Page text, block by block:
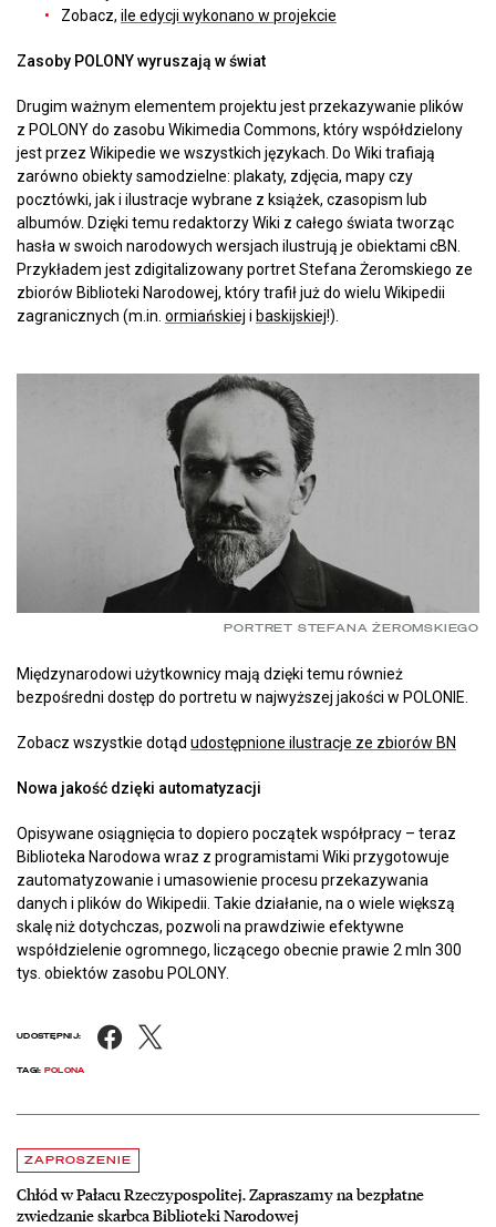
Zobacz, ile edycji wykonano w projekcie
Zasoby POLONY wyruszają w świat
Drugim ważnym elementem projektu jest przekazywanie plików
z POLONY do zasobu Wikimedia Commons, który współdzielony
jest przez Wikipedie we wszystkich językach. Do Wiki trafiają
zarówno obiekty samodzielne: plakaty, zdjęcia, mapy czy
pocztówki, jak i ilustracje wybrane z książek, czasopism lub
albumów. Dzięki temu redaktorzy Wiki z całego świata tworząc
hasła w swoich narodowych wersjach ilustrują je obiektami cBN.
Przykładem jest zdigitalizowany portret Stefana Żeromskiego ze
zbiorów Biblioteki Narodowej, który trafił już do wielu Wikipedii
zagranicznych (m.in. ormiańskiej i baskijskiej!).
PORTRET STEFANA ŻEROMSKIEGO
Międzynarodowi użytkownicy mają dzięki temu również
bezpośredni dostęp do portretu w najwyższej jakości w POLONIE.
Zobacz wszystkie dotąd udostępnione ilustracje ze zbiorów BN
Nowa jakość dzięki automatyzacji
Opisywane osiągnięcia to dopiero początek współpracy – teraz
Biblioteka Narodowa wraz z programistami Wiki przygotowuje
zautomatyzowanie i umasowienie procesu przekazywania
danych i plików do Wikipedii. Takie działanie, na o wiele większą
skalę niż dotychczas, pozwoli na prawdziwie efektywne
współdzielenie ogromnego, liczącego obecnie prawie 2 mln 300
tys. obiektów zasobu POLONY.
UDOSTĘPNIJ: Facebook
TAGI: POLONA
Aktualności
ZAPROSZENIE
Chłód w Pałacu Rzeczypospolitej. Zapraszamy na bezpłatne
zwiedzanie skarbca Biblioteki Narodowej
czytaj więcej o Chłód w Pałacu Rzeczypospolitej. Zapraszamy na